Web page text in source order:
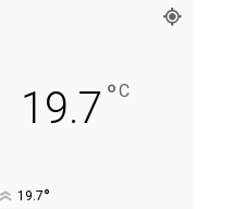
19.7 °C
19.7°